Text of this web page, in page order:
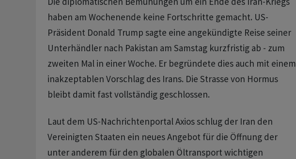
haben am Wochenende keine Fortschritte gemacht. US-
Präsident Donald Trump sagte eine angekündigte Reise seiner
Unterhändler nach Pakistan am Samstag kurzfristig ab - zum
zweiten Mal in einer Woche. Er begründete dies auch mit einem
inakzeptablen Vorschlag des Irans. Die Strasse von Hormus
bleibt damit fast vollständig geschlossen.
Laut dem US-Nachrichtenportal Axios schlug der Iran den
Vereinigten Staaten ein neues Angebot für die Öffnung der
unter anderem für den globalen Öltransport wichtigen